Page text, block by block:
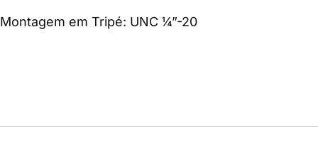
Montagem em Tripé: UNC ¼”-20